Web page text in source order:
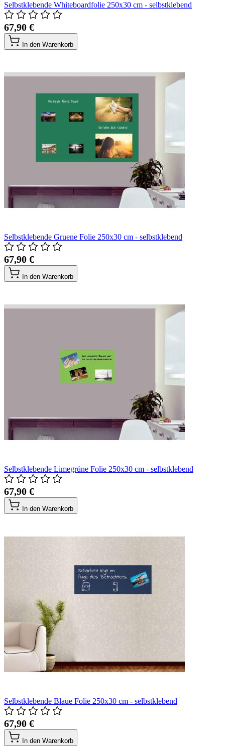
Selbstklebende Whiteboardfolie 250x30 cm - selbstklebend
67,90 €
In den Warenkorb
Selbstklebende Gruene Folie 250x30 cm - selbstklebend
67,90 €
In den Warenkorb
Selbstklebende Limegrüne Folie 250x30 cm - selbstklebend
67,90 €
In den Warenkorb
Selbstklebende Blaue Folie 250x30 cm - selbstklebend
67,90 €
In den Warenkorb